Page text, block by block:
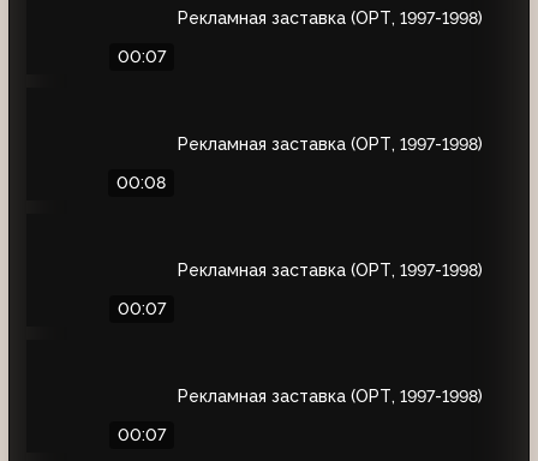
00:07
Рекламная заставка (ОРТ, 1997-1998)
00:08
Рекламная заставка (ОРТ, 1997-1998)
00:07
Рекламная заставка (ОРТ, 1997-1998)
00:07
Рекламная заставка (ОРТ, 1997-1998)